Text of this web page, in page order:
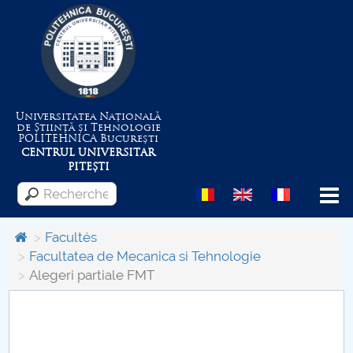
Universitatea Națională
de Știință și Tehnologie
POLITEHNICABucurești
CENTRUL UNIVERSITAR
PITEȘTI
Menu
Despre Universitate
Facultés
Facultatea de Mecanica si Tehnologie
Alegeri partiale FMT